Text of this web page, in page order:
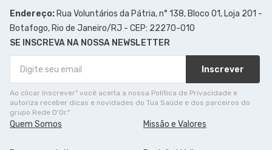
Endereço: Rua Voluntários da Pátria, n° 138, Bloco 01, Loja 201 -
Botafogo, Rio de Janeiro/RJ - CEP: 22270-010
SE INSCREVA NA NOSSA NEWSLETTER
Inscrever
Ao clicar Inscrever" você aceita a nossa Política de Privacidade e
autoriza receber dicas e novidades do Tua Saúde e dos parceiros do
grupo Rede D'Or."
Quem Somos Missão e Valores